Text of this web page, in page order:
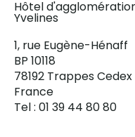
Hôtel
Yvelines
1, rue Eugène-Hénaff
BP 10118
78192 Trappes Cedex
France
Tel : 01 39 44 80 80